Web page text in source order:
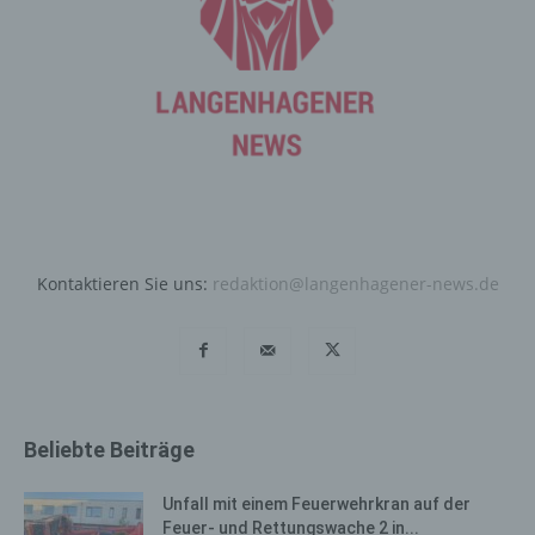
Kontaktieren Sie uns: redaktion@langenhagener-news.de
Beliebte Beiträge
Unfall mit einem Feuerwehrkran auf der
Feuer- und Rettungswache 2 in...
Personen steht die Möglichkeit frei, die bei der
Registrierung angegebenen personenbezogenen Daten
jederzeit abzuändern oder vollständig aus dem
Datenbestand des für die Verarbeitung Verantwortlichen
personenbezogene Daten auf Wunsch oder Hinweis der
Aufbewahrungspflichten entgegenstehen. Die
Verfügung.
Kontaktmöglichkeit über die